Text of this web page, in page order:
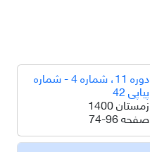
دوره 11، شماره 4 - شماره
پیاپی 42
زمستان 1400
صفحه74-96